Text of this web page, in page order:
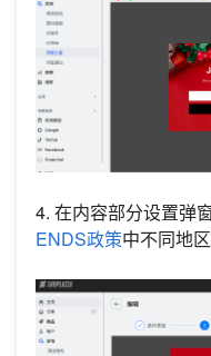
4. 在内容部分设置弹
ENDS政策中不同地